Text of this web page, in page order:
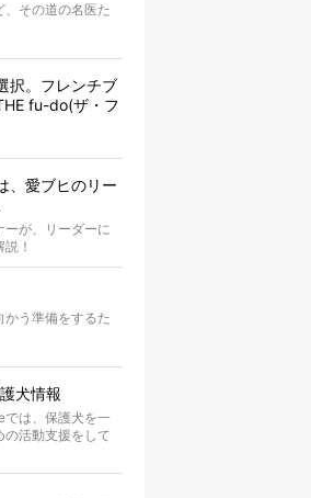
、その道の名医た
択。フレンチブ
fu-do(ザ・フ
、愛ブヒのリー
ーが、リーダーに
！
かう準備をするた
犬情報
は、保護犬を一
の活動支援をして